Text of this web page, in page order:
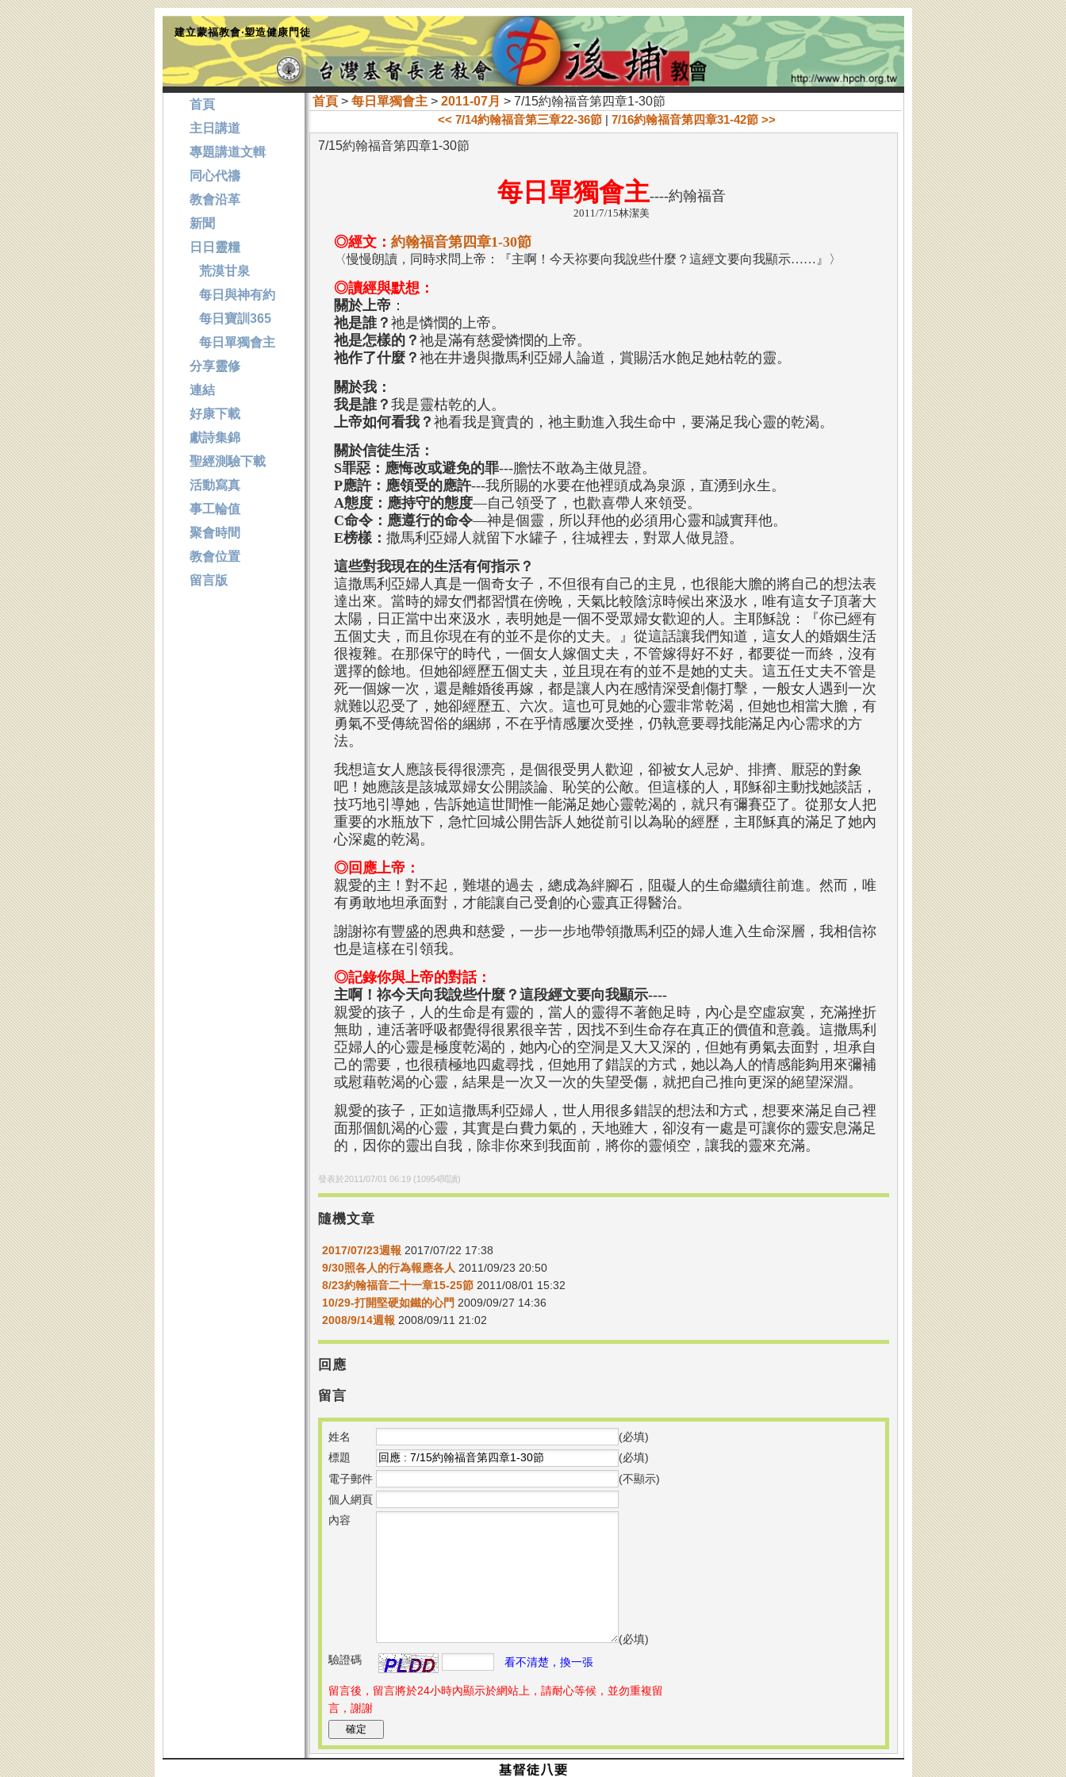
建立蒙福教會‧塑造健康門徒
首頁> 每日單獨會主> 2011-07月 > 7/15約翰福音第四章1-30節
<< 7/14約翰福音第三章22-36節 | 7/16約翰福音第四章31-42節 >>
7/15約翰福音第四章1-30節
每日單獨會主----約翰福音
2011/7/15林潔美
◎經文： 約翰福音第四章1-30節
〈慢慢朗讀，同時求問上帝：『主啊！今天祢要向我說些什麼？這經文要向我顯示……』〉
◎讀經與默想：
關於上帝 ：
祂是誰？ 祂是憐憫的上帝。
祂是怎樣的？ 祂是滿有慈愛憐憫的上帝。
祂作了什麼？ 祂在井邊與撒馬利亞婦人論道，賞賜活水飽足她枯乾的靈。
關於我：
我是誰？ 我是靈枯乾的人。
上帝如何看我？ 祂看我是寶貴的，祂主動進入我生命中，要滿足我心靈的乾渴。
關於信徒生活：
S罪惡：應悔改或避免的罪---膽怯不敢為主做見證。
P應許：應領受的應許---我所賜的水要在他裡頭成為泉源，直湧到永生。
A態度：應持守的態度—自己領受了，也歡喜帶人來領受。
C命令：應遵行的命令—神是個靈，所以拜他的必須用心靈和誠實拜他。
E榜樣： 撒馬利亞婦人就留下水罐子，往城裡去，對眾人做見證。
這些對我現在的生活有何指示？
這撒馬利亞婦人真是一個奇女子，不但很有自己的主見，也很能大膽的將自己的想法表
達出來。當時的婦女們都習慣在傍晚，天氣比較陰涼時候出來汲水，唯有這女子頂著大
太陽，日正當中出來汲水，表明她是一個不受眾婦女歡迎的人。主耶穌說：『你已經有
五個丈夫，而且你現在有的並不是你的丈夫。』從這話讓我們知道，這女人的婚姻生活
很複雜。在那保守的時代，一個女人嫁個丈夫，不管嫁得好不好，都要從一而終，沒有
選擇的餘地。但她卻經歷五個丈夫，並且現在有的並不是她的丈夫。這五任丈夫不管是
死一個嫁一次，還是離婚後再嫁，都是讓人內在感情深受創傷打擊，一般女人遇到一次
就難以忍受了，她卻經歷五、六次。這也可見她的心靈非常乾渴，但她也相當大膽，有
勇氣不受傳統習俗的綑綁，不在乎情感屢次受挫，仍執意要尋找能滿足內心需求的方
法。
我想這女人應該長得很漂亮，是個很受男人歡迎，卻被女人忌妒、排擠、厭惡的對象
吧！她應該是該城眾婦女公開談論、恥笑的公敵。但這樣的人，耶穌卻主動找她談話，
技巧地引導她，告訴她這世間惟一能滿足她心靈乾渴的，就只有彌賽亞了。從那女人把
重要的水瓶放下，急忙回城公開告訴人她從前引以為恥的經歷，主耶穌真的滿足了她內
心深處的乾渴。
◎回應上帝：
親愛的主！對不起，難堪的過去，總成為絆腳石，阻礙人的生命繼續往前進。然而，唯
有勇敢地坦承面對，才能讓自己受創的心靈真正得醫治。
謝謝祢有豐盛的恩典和慈愛，一步一步地帶領撒馬利亞的婦人進入生命深層，我相信祢
也是這樣在引領我。
◎記錄你與上帝的對話：
主啊！祢今天向我說些什麼？這段經文要向我顯示----
親愛的孩子，人的生命是有靈的，當人的靈得不著飽足時，內心是空虛寂寞，充滿挫折
無助，連活著呼吸都覺得很累很辛苦，因找不到生命存在真正的價值和意義。這撒馬利
亞婦人的心靈是極度乾渴的，她內心的空洞是又大又深的，但她有勇氣去面對，坦承自
己的需要，也很積極地四處尋找，但她用了錯誤的方式，她以為人的情感能夠用來彌補
或慰藉乾渴的心靈，結果是一次又一次的失望受傷，就把自己推向更深的絕望深淵。
親愛的孩子，正如這撒馬利亞婦人，世人用很多錯誤的想法和方式，想要來滿足自己裡
面那個飢渴的心靈，其實是白費力氣的，天地雖大，卻沒有一處是可讓你的靈安息滿足
的，因你的靈出自我，除非你來到我面前，將你的靈傾空，讓我的靈來充滿。
發表於2011/07/01 06:19(10954閱讀)
隨機文章
2017/07/23週報 2017/07/22 17:38
9/30照各人的行為報應各人 2011/09/23 20:50
8/23約翰福音二十一章15-25節2011/08/01 15:32
10/29-打開堅硬如鐵的心門 2009/09/27 14:36
2008/9/14週報 2008/09/11 21:02
回應
留言
姓名
(必填)
標題
(必填)
電子郵件
(不顯示)
個人網頁
內容
(必填)
驗證碼
看不清楚，換一張
留言後，留言將於24小時內顯示於網站上，請耐心等候，並勿重複留
言，謝謝
首頁
主日講道
專題講道文輯
同心代禱
教會沿革
新聞
日日靈糧
荒漠甘泉
每日與神有約
每日寶訓365
每日單獨會主
分享靈修
連結
好康下載
獻詩集錦
聖經測驗下載
活動寫真
事工輪值
聚會時間
教會位置
留言版